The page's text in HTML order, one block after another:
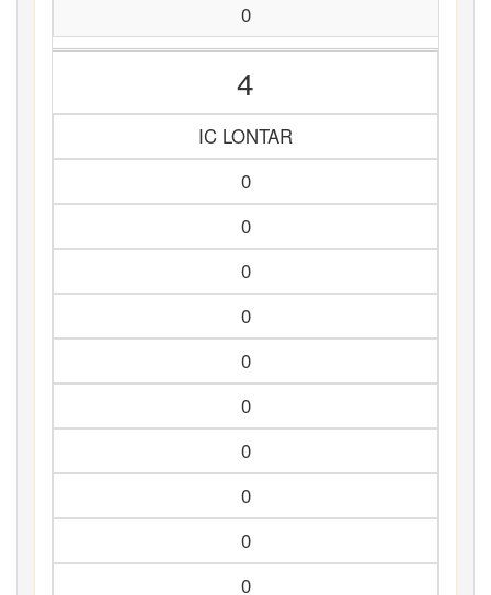
0
4
IC LONTAR
0
0
0
0
0
0
0
0
0
0